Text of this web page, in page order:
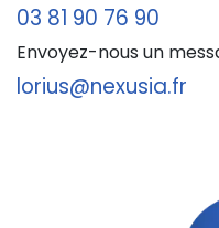
03 81 90 76 90
Envoyez-nous un
lorius@nexusia.fr